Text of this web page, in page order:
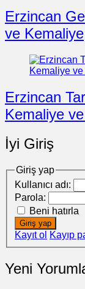
Erzincan
ve Kemaliye
Erzincan
Kemaliye
İyi Giriş
Giriş yap
Kullanıcı adı:
Parola:
Beni hatırla
Giriş yap
Kayıt ol Kayıp
Yeni